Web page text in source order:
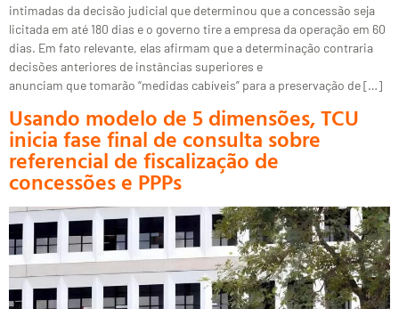
intimadas da decisão judicial que determinou que a concessão seja
licitada em até 180 dias e o governo tire a empresa da operação em 60
dias. Em fato relevante, elas afirmam que a determinação contraria
decisões anteriores de instâncias superiores e
anunciam que tomarão “medidas cabíveis” para a preservação de […]
Usando modelo de 5 dimensões, TCU
inicia fase final de consulta sobre
referencial de fiscalização de
concessões e PPPs